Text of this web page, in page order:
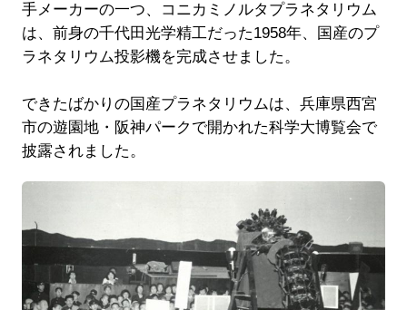
手メーカーの一つ、コニカミノルタプラネタリウム
は、前身の千代田光学精工だった1958年、国産のプ
ラネタリウム投影機を完成させました。
できたばかりの国産プラネタリウムは、兵庫県西宮
市の遊園地・阪神パークで開かれた科学大博覧会で
披露されました。